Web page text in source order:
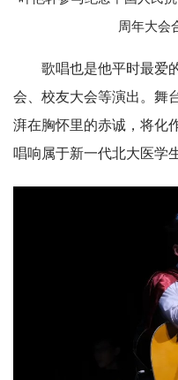
周年大会
歌唱也是他平时最爱
会、校友大会等演出。舞
湃在胸怀里的赤诚，将化
唱响属于新一代北大医学